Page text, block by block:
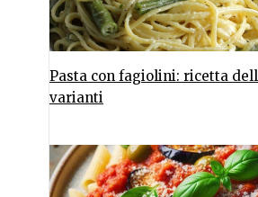
Pasta con fagiolini: ricetta
varianti